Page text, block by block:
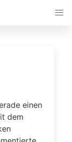
einen
dem